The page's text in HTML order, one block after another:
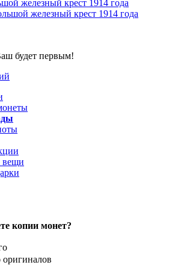
железный крест 1914 года
будет первым!
вещи
копии монет?